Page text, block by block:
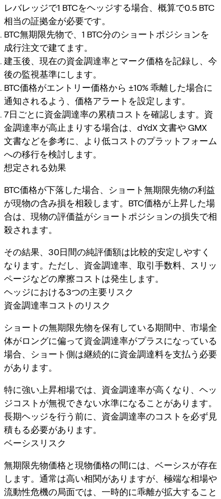
レバレッジで1 BTCをヘッジする場合、概算で0.5 BTC
相当の証拠金が必要です。
BTC無期限先物で、1 BTC分のショートポジションを
成行注文で建てます。
建玉後、現在の資金調達率とマーク価格を記録し、今
後の監視基準にします。
BTC価格がエントリー価格から ±10% 乖離した場合に
通知されるよう、価格アラートを設定します。
7日ごとに資金調達率の累積コストを確認します。資
金調達率が高止まりする場合は、dYdX 文書や GMX
文書などを参考に、より低コストのプラットフォーム
への移行を検討します。
想定される効果
BTC価格が下落した場合、ショート無期限先物の利益
が現物の含み損を相殺します。BTC価格が上昇した場
合は、現物の評価益がショートポジションの損失で相
殺されます。
その結果、30日間の純評価額は比較的安定しやすく
なります。ただし、資金調達率、取引手数料、スリッ
ページなどの摩擦コストは発生します。
ヘッジにおける3つの主要リスク
資金調達率コストのリスク
ショートの無期限先物を保有している期間中、市場全
体がロングに偏って資金調達率がプラスになっている
場合、ショート側は継続的に資金調達料を支払う必要
があります。
特に強い上昇相場では、資金調達率が高くなり、ヘッ
ジコストが無視できない水準になることがあります。
長期ヘッジを行う前に、資金調達率のコストを必ず見
積もる必要があります。
ベーシスリスク
無期限先物価格と現物価格の間には、ベーシスが存在
します。通常は高い相関がありますが、極端な相場や
流動性危機の局面では、一時的に乖離が拡大すること